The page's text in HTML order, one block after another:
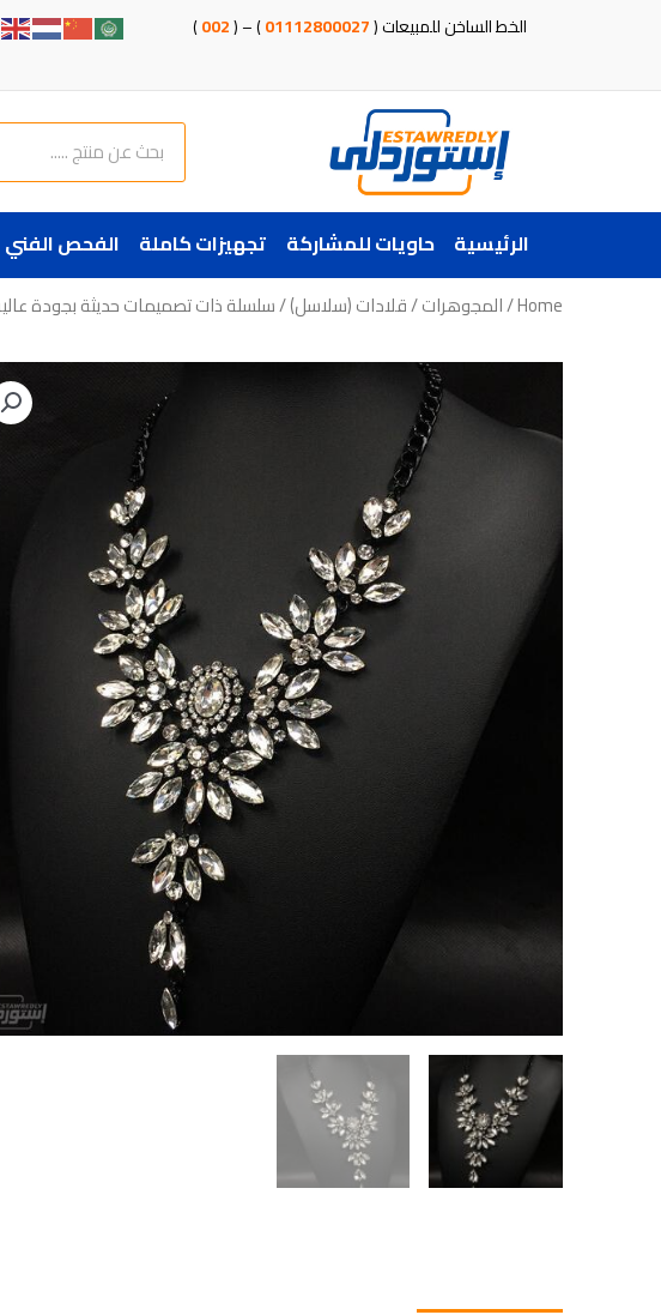
الخط الساخن للمبيعات (01112800027
) – (
002
)
Search
الرئيسية حاويات للمشاركة تجهيزات كاملة الفحص الفني
Home
/المجوهرات/قلادات (سلاسل)/ سلسلة ذات تصميمات حديثة بجودة